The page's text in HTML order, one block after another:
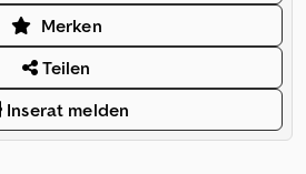
Merken
Teilen
Inserat melden